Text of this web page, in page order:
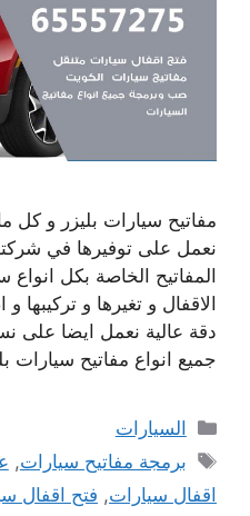
مفاتيح سيارات بليزر و كل
نعمل على توفيرها في
المفاتيح الخاصة بكل
الاقفال و تغيرها و تركيبها
دقة عالية نعمل ايضا
جميع انواع مفاتيح سيارات
التصنيفات
السيارات
الوسوم
برمجة مفاتيح سيارات,
اقفال سيارات, فتح اقفال